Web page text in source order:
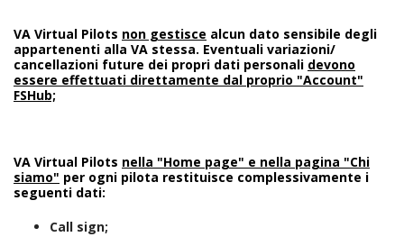
VA Virtual Pilots non gestisce alcun dato sensibile degli
appartenenti alla VA stessa. Eventuali variazioni/
cancellazioni future dei propri dati personali devono
essere effettuati direttamente dal proprio "Account"
FSHub;
VA Virtual Pilots nella "Home page" e nella pagina "Chi
siamo" per ogni pilota restituisce complessivamente i
seguenti dati:
Call sign;